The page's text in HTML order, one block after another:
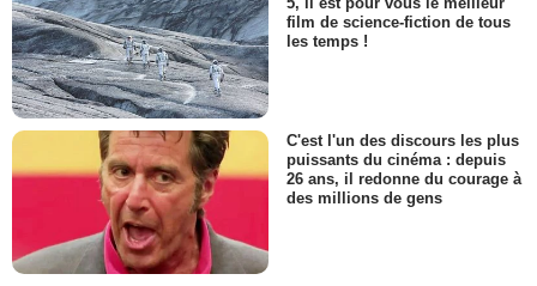
film de science-fiction de tous
les temps !
C'est l'un des discours les plus
puissants du cinéma : depuis
26 ans, il redonne du courage à
des millions de gens